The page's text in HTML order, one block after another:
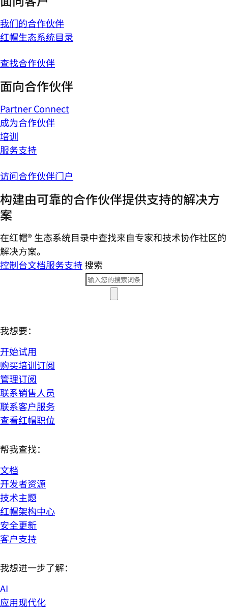
我们的合作伙伴
红帽生态系统目录
查找合作伙伴
面向合作伙伴
Partner Connect
成为合作伙伴
培训
服务支持
访问合作伙伴门户
构建由可靠的合作伙伴提供支持的解决方
案
在红帽® 生态系统目录中查找来自专家和技术协作社区的
解决方案。
控制台文档服务支持搜索
我想要：
开始试用
购买培训订阅
管理订阅
联系销售人员
联系客户服务
查看红帽职位
帮我查找：
文档
开发者资源
技术主题
红帽架构中心
安全更新
客户支持
我想进一步了解：
AI
应用现代化